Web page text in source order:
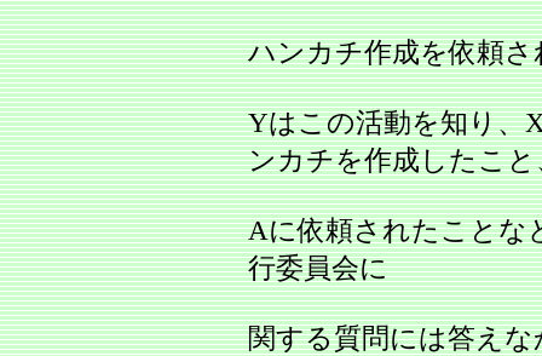
ハンカチ作成を依頼さ
Yはこの活動を知り、
ンカチを作成したこと
Aに依頼されたことな
行委員会に
関する質問には答えな